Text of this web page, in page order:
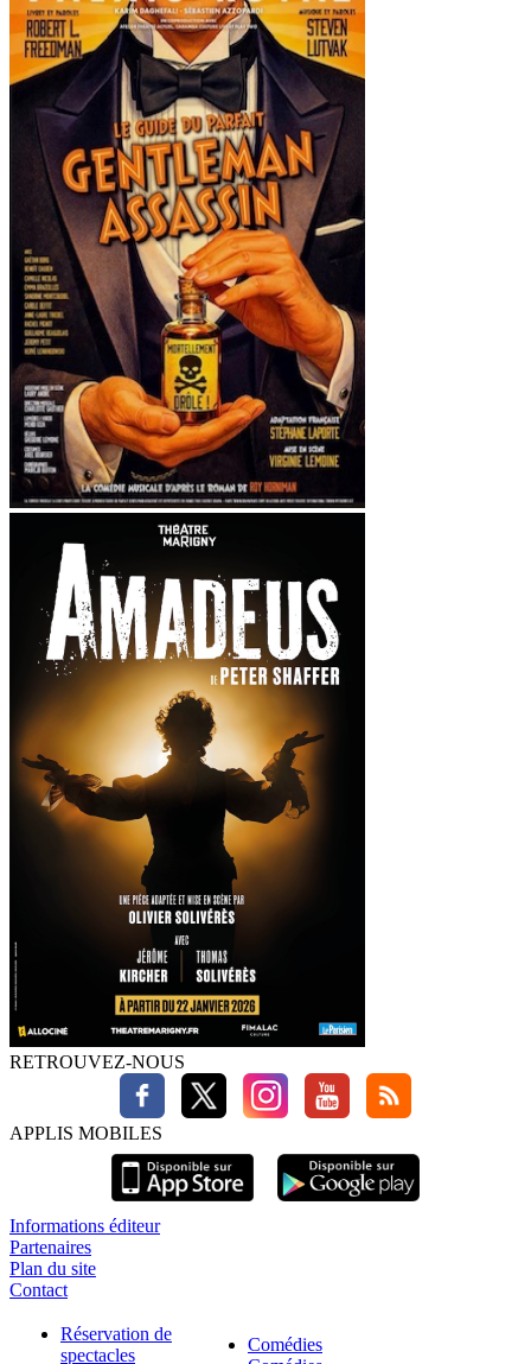
RETROUVEZ-NOUS
APPLIS MOBILES
Informations éditeur
Partenaires
Plan du site
Contact
Réservation de
spectacles
Comédies